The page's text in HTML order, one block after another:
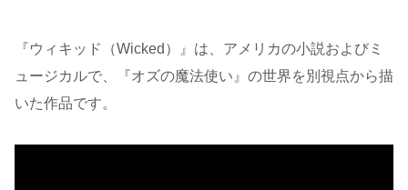
『ウィキッド（Wicked）』は、アメリカの小説およびミ
ュージカルで、『オズの魔法使い』の世界を別視点から描
いた作品です。